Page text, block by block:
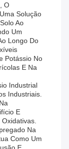
O
Solução
Ao
Um
Longo Do
Potássio No
E Na
Industrial
Industriais.
E
Na
Como Um